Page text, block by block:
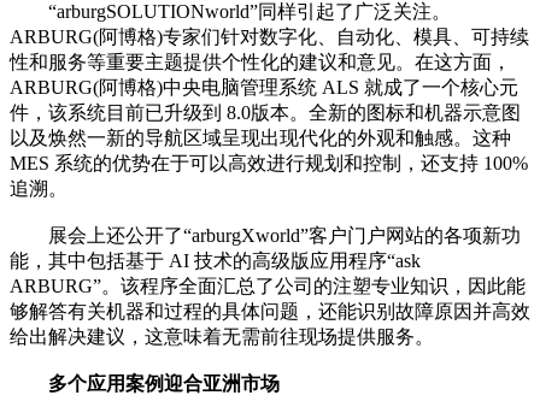
“arburgSOLUTIONworld”同样引起了广泛关注。
ARBURG(阿博格)专家们针对数字化、自动化、模具、可持续
性和服务等重要主题提供个性化的建议和意见。在这方面，
ARBURG(阿博格)中央电脑管理系统 ALS 就成了一个核心元
件，该系统目前已升级到 8.0版本。全新的图标和机器示意图
以及焕然一新的导航区域呈现出现代化的外观和触感。这种
MES 系统的优势在于可以高效进行规划和控制，还支持 100%
追溯。
展会上还公开了“arburgXworld”客户门户网站的各项新功
能，其中包括基于 AI 技术的高级版应用程序“ask
ARBURG”。该程序全面汇总了公司的注塑专业知识，因此能
够解答有关机器和过程的具体问题，还能识别故障原因并高效
给出解决建议，这意味着无需前往现场提供服务。
多个应用案例迎合亚洲市场